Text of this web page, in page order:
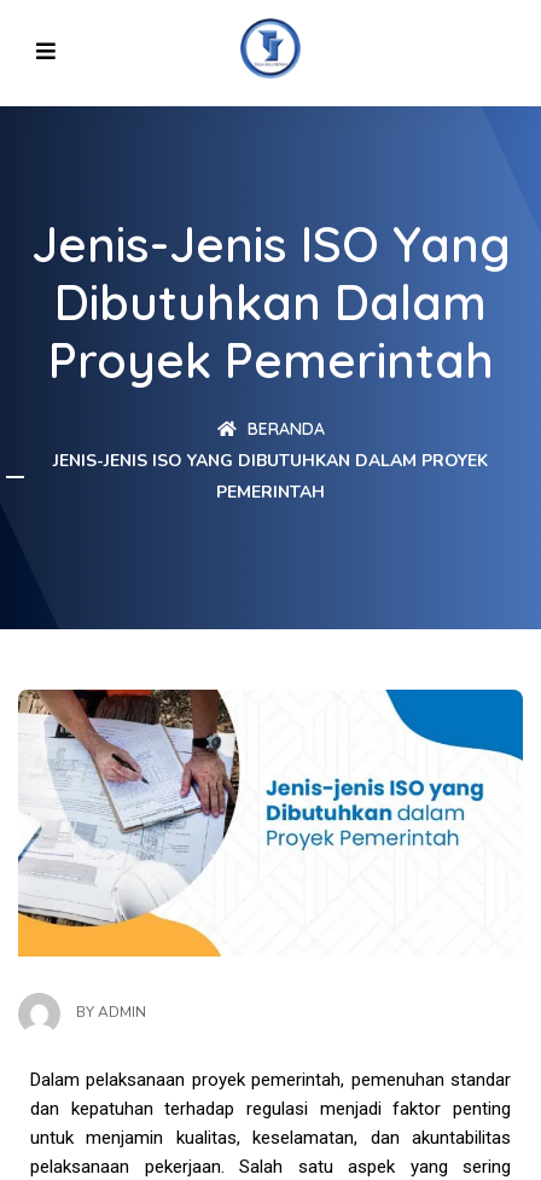
Jenis-Jenis ISO Yang
Dibutuhkan Dalam
Proyek Pemerintah
BERANDA
JENIS-JENIS ISO YANG DIBUTUHKAN DALAM PROYEK
PEMERINTAH
BYADMIN
Dalam pelaksanaan proyek pemerintah, pemenuhan standar
dan kepatuhan terhadap regulasi menjadi faktor penting
untuk menjamin kualitas, keselamatan, dan akuntabilitas
pelaksanaan pekerjaan. Salah satu aspek yang sering